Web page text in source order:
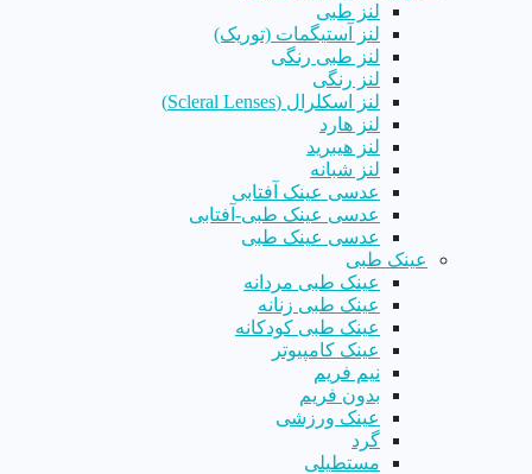
لنز طبی
لنز آستیگمات (توریک)
لنز طبی رنگی
لنز رنگی
لنز اسکلرال (Scleral Lenses)
لنز هارد
لنز هیبرید
لنز شبانه
عدسی عینک آفتابی
عدسی عینک طبی-آفتابی
عدسی عینک طبی
عینک طبی
عینک طبی مردانه
عینک طبی زنانه
عینک طبی کودکانه
عینک کامپیوتر
نیم فریم
بدون فریم
عینک ورزشی
گرد
مستطیلی